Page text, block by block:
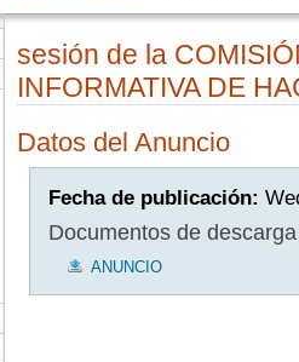
sesión de la
INFORMATIVA DE
Datos del Anuncio
Fecha de publicación:
Documentos de descarga
ANUNCIO